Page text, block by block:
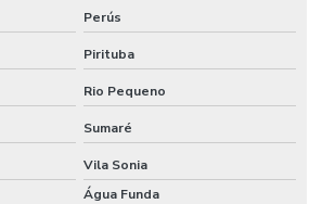
Santa Catarina
Para Vidros
Perús
Pirituba
Rio Pequeno
Sumaré
Vila Sonia
Água Funda